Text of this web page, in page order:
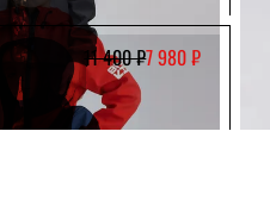
11 400 ₽7 980 ₽